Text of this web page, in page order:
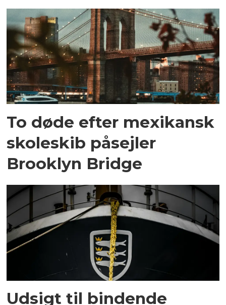
To døde efter mexikansk
skoleskib påsejler
Brooklyn Bridge
Udsigt til bindende